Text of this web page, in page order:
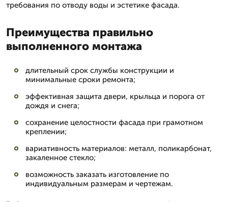
требования по отводу воды и эстетике фасада.
Преимущества правильно
выполненного монтажа
длительный срок службы конструкции и
минимальные сроки ремонта;
эффективная защита двери, крыльца и порога от
дождя и снега;
сохранение целостности фасада при грамотном
креплении;
вариативность материалов: металл, поликарбонат,
закаленное стекло;
возможность заказать изготовление по
индивидуальным размерам и чертежам.